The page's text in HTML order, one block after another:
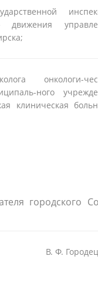
движения
онкологи-
ного
клиническая
городского
В. Ф.